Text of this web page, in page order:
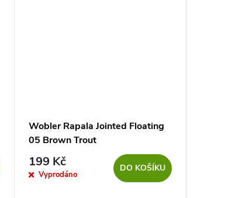
Wobler Rapala Jointed Floating
05 Brown Trout
199 Kč
Vyprodáno
DO KOŠÍKU